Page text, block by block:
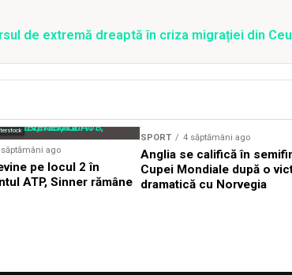
de extremă dreaptă în criza migrației din
ago
pe locul 2 în
ATP, Sinner rămâne
SPORT 4 săptămâni ago
Anglia se califică în
Cupei Mondiale după o
dramatică cu Norvegia